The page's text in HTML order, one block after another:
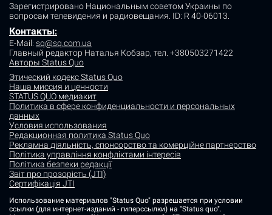
Зарегистрировано Национальным советом Украины по
вопросам телевидения и радиовещания. ID: R 40-06013.
Контакты:
E-Mail: sq@sq.com.ua
Главный редактор Наталья Кобзар, тел. +380503271422
Авторы Status Quo
Этический кодекс Status Quo
Наша миссия и ценности
STATUS QUO медиакит
Политика в сфере конфиденциальности и персональных
данных
Условия использования
Редакционная политика Status Quo
Рекламна діяльність, спонсорство та комерційне партнерство
Політика управління конфліктами інтересів
Політика безпеки редакції
Звіт про прозорість (JTI)
Сертифікація JTI
Использование материалов "Status Quo" разрешается при условии
ссылки (для интернет-изданий - гиперссылки) на "Status quo".